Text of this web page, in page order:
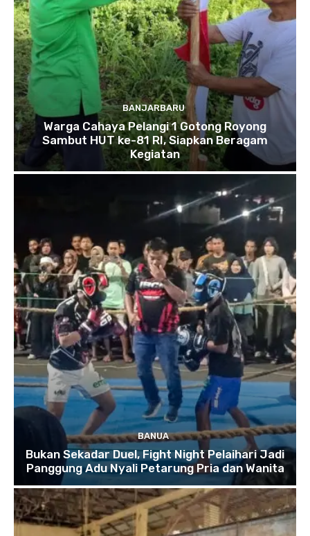
BANJARBARU
Warga Cahaya Pelangi 1 Gotong Royong
Sambut HUT ke-81 RI, Siapkan Beragam
Kegiatan
BANUA
Bukan Sekadar Duel, Fight Night Pelaihari Jadi
Panggung Adu Nyali Petarung Pria dan Wanita